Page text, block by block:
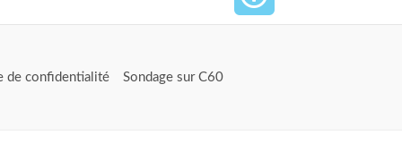
de confidentialité Sondage sur C60